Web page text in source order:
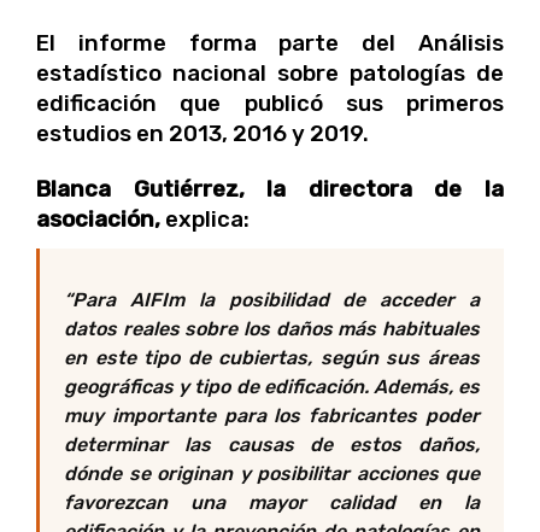
El informe forma parte del Análisis
estadístico nacional sobre patologías de
edificación que publicó sus primeros
estudios en 2013, 2016 y 2019.
Blanca Gutiérrez, la directora de la
asociación, explica:
“Para AIFIm la posibilidad de acceder a
datos reales sobre los daños más habituales
en este tipo de cubiertas, según sus áreas
geográficas y tipo de edificación. Además, es
muy importante para los fabricantes poder
determinar las causas de estos daños,
dónde se originan y posibilitar acciones que
favorezcan una mayor calidad en la